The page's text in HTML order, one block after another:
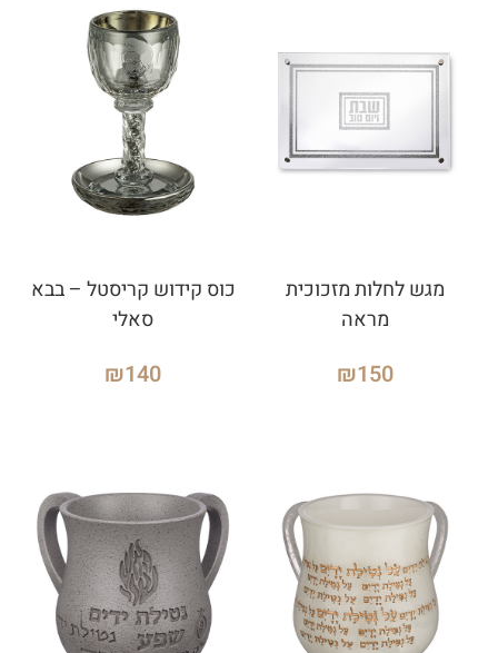
מגש לחלות מזכוכית
מראה
₪150
כוס קידוש קריסטל – בבא
סאלי
₪140